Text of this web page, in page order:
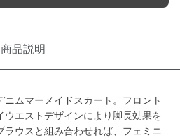
商品説明
ムマーメイドスカート。フロント
ウエストデザインにより脚長効果を
ウスと組み合わせれば、フェミニ